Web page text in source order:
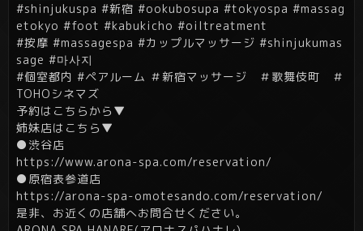
#shinjukuspa #新宿 #ookubosupa #tokyospa #massag
etokyo #foot #kabukicho #oiltreatment
#按摩 #massagespa #カップルマッサージ #shinjukumas
sage #마사지
#個室都内 #ペアルーム ＃新宿マッサージ ＃歌舞伎町 ＃
TOHOシネマズ
予約はこちらから▼
姉妹店はこちら▼
●渋谷店
https://www.arona-spa.com/reservation/
●原宿表参道店
https://arona-spa-omotesando.com/reservation/
是非、お近くの店舗へお問合せください。